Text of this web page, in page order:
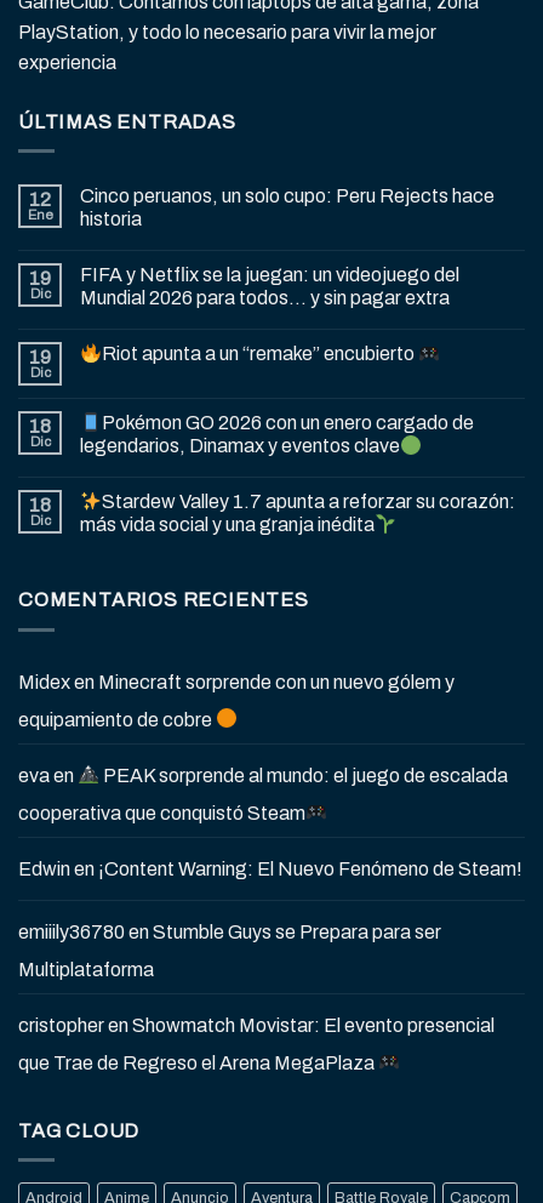
PlayStation, y todo lo necesario para vivir la mejor
experiencia
ÚLTIMAS ENTRADAS
12
Ene
Cinco peruanos, un solo cupo: Peru Rejects hace
historia
19
Dic
FIFA y Netflix se la juegan: un videojuego del
Mundial 2026 para todos… y sin pagar extra
19
Dic
Riot apunta a un “remake” encubierto
18
Dic
Pokémon GO 2026 con un enero cargado de
legendarios, Dinamax y eventos clave
18
Dic
Stardew Valley 1.7 apunta a reforzar su corazón:
más vida social y una granja inédita
COMENTARIOS RECIENTES
Midexen Minecraft sorprende con un nuevo gólem y
equipamiento de cobre
evaen
PEAK sorprende al mundo: el juego de escalada
cooperativa que conquistó Steam
Edwinen ¡Content Warning: El Nuevo Fenómeno de Steam!
emiiily36780enStumble Guys se Prepara para ser
Multiplataforma
cristopherenShowmatch Movistar: El evento presencial
que Trae de Regreso el Arena MegaPlaza
TAG CLOUD
Android Anime Anuncio Aventura Battle Royale Capcom